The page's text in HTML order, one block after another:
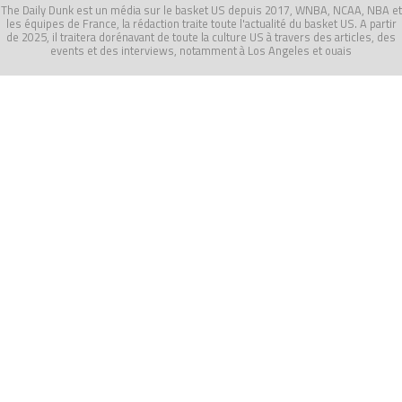
The Daily Dunk est un média sur le basket US depuis 2017, WNBA, NCAA, NBA et
les équipes de France, la rédaction traite toute l'actualité du basket US. A partir
de 2025, il traitera dorénavant de toute la culture US à travers des articles, des
events et des interviews, notamment à Los Angeles et ouais